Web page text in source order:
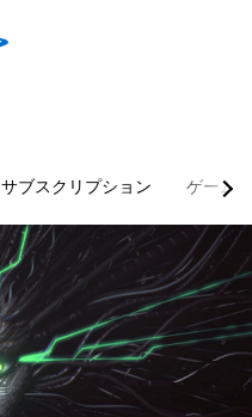
サブスクリプション ゲーム